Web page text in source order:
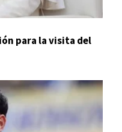
para la visita del